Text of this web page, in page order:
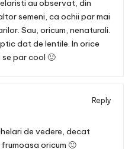
au observat, din
semeni, ca ochii par mai
Sau, oricum, nenaturali.
dat de lentile. In orice
par cool 🙂
Reply
de vedere, decat
oricum 🙂